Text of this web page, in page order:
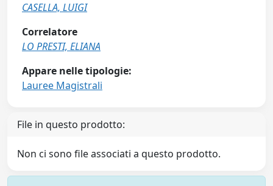
CASELLA, LUIGI
Correlatore
LO PRESTI, ELIANA
Appare nelle tipologie:
Lauree Magistrali
File in questo prodotto:
Non ci sono file associati a questo prodotto.